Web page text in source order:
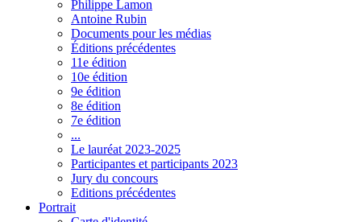
Philippe Lamon
Antoine Rubin
Documents pour les médias
Éditions précédentes
11e édition
10e édition
9e édition
8e édition
7e édition
...
Le lauréat 2023-2025
Participantes et participants 2023
Jury du concours
Editions précédentes
Portrait